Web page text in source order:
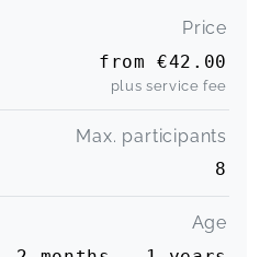
Price
from€42.00
plus service fee
Max. participants
8
Age